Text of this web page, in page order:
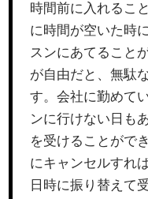
時間前に入れるこ
に時間が空いた時
スンにあてること
が自由だと、無駄
す。会社に勤めて
ンに行けない日も
を受けることがで
にキャンセルすれ
日時に振り替えて